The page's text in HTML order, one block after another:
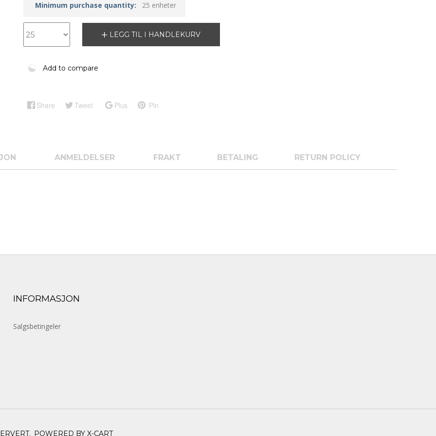
Minimum purchase quantity: 25 enheter
LEGG TIL I HANDLEKURV
Add to compare
Share Tweet Plus Pin
ANMELDELSER FRAKT BETALING RETURN POLICY
INFORMASJON
Salgsbetingeler
POWERED BY X-CART